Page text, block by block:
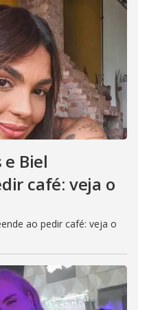
e Biel
café: veja o
ao pedir café: veja o